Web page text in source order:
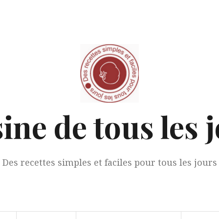
de tous les
Des recettes simples et faciles pour tous les jours